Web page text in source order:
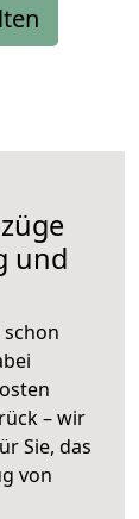
und
– wir
Sie, das
von